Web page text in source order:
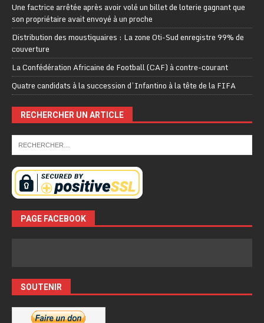
Une factrice arrêtée après avoir volé un billet de loterie gagnant que
son propriétaire avait envoyé à un proche
Distribution des moustiquaires : La zone Oti-Sud enregistre 99% de
couverture
La Confédération Africaine de Football (CAF) à contre-courant
Quatre candidats à la succession d’Infantino à la tête de la FIFA
RECHERCHER UN ARTICLE
PAGE FACEBOOK
SOUTENIR